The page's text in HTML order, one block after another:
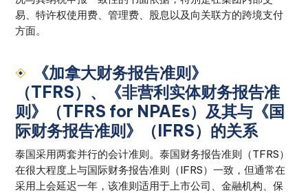
易、特许权使用费、管理费、股息以及向关联方的跨境支付
方面。
《加拿大财务报告准则》
（TFRS）、《非营利实体财务报告准
则》（TFRS for NPAEs）及其与《国
际财务报告准则》（IFRS）的关系
泰国采用两套并行的会计准则。泰国财务报告准则（TFRS）
在很大程度上与国际财务报告准则（IFRS）一致，但通常在
采用上会延迟一年，该准则适用于上市公司、金融机构、保